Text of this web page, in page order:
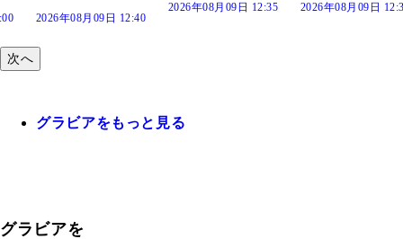
08月09日 12:40
2026年08月09日 12:35 2026年08月09日 12:30
次へ
グラビアをもっと見る
グラビアを